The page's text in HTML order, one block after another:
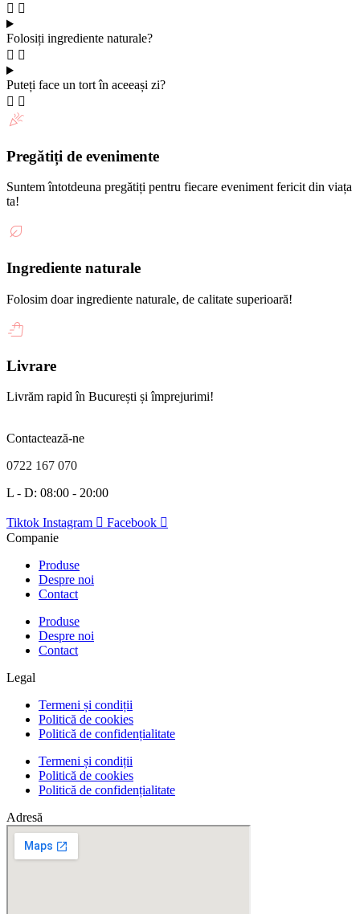
Folosiți ingrediente naturale?
Puteți face un tort în aceeași zi?
Pregătiți de evenimente
Suntem întotdeuna pregătiți pentru fiecare eveniment fericit din viața
ta!
Ingrediente naturale
Folosim doar ingrediente naturale, de calitate superioară!
Livrare
Livrăm rapid în București și împrejurimi!
Contactează-ne
0722 167 070
L - D: 08:00 - 20:00
Tiktok Instagram
Facebook
Companie
Produse
Despre noi
Contact
Produse
Despre noi
Contact
Legal
Termeni și condiții
Politică de cookies
Politică de confidențialitate
Termeni și condiții
Politică de cookies
Politică de confidențialitate
Adresă